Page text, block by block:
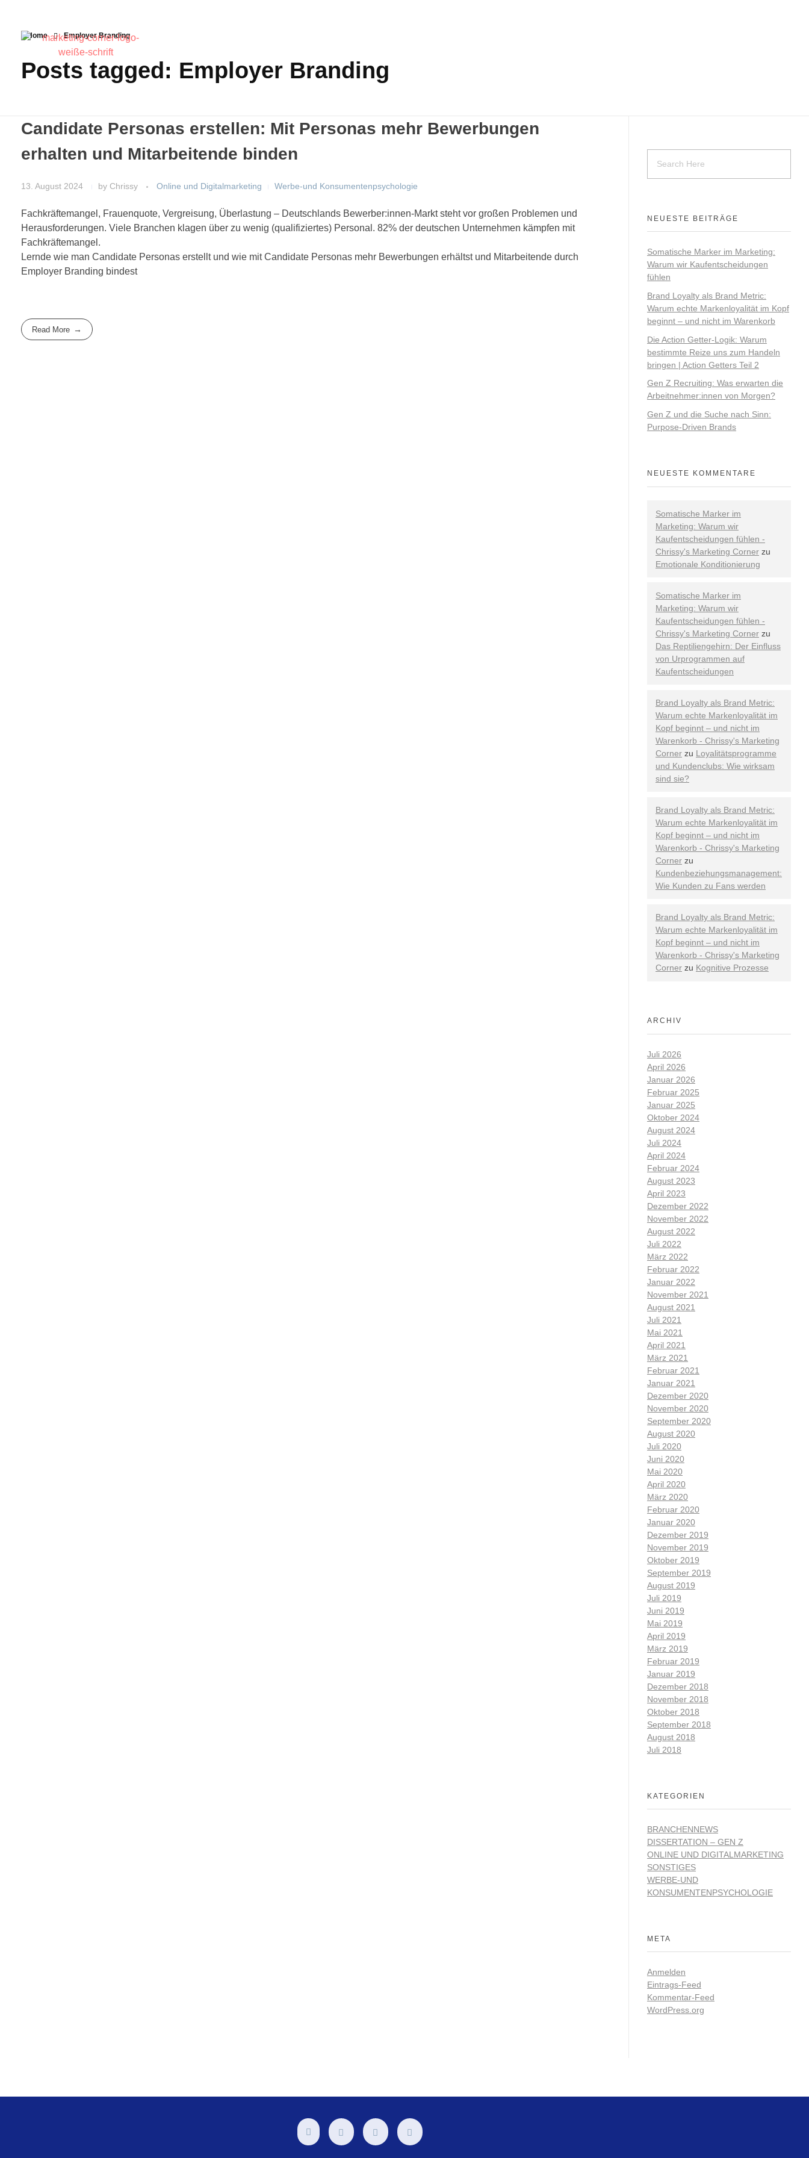
Home Employer Branding
Posts tagged: Employer Branding
Candidate Personas erstellen: Mit Personas mehr Bewerbungen
erhalten und Mitarbeitende binden
13. August 2024 by Chrissy Online und Digitalmarketing Werbe-und Konsumentenpsychologie
Fachkräftemangel, Frauenquote, Vergreisung, Überlastung – Deutschlands Bewerber:innen-Markt steht vor großen Problemen und
Herausforderungen. Viele Branchen klagen über zu wenig (qualifiziertes) Personal. 82% der deutschen Unternehmen kämpfen mit
Fachkräftemangel.
Lernde wie man Candidate Personas erstellt und wie mit Candidate Personas mehr Bewerbungen erhältst und Mitarbeitende durch
Employer Branding bindest
Read More
NEUESTE BEITRÄGE
Somatische Marker im Marketing:
Warum wir Kaufentscheidungen
fühlen
Brand Loyalty als Brand Metric:
Warum echte Markenloyalität im Kopf
beginnt – und nicht im Warenkorb
Die Action Getter-Logik: Warum
bestimmte Reize uns zum Handeln
bringen | Action Getters Teil 2
Gen Z Recruiting: Was erwarten die
Arbeitnehmer:innen von Morgen?
Gen Z und die Suche nach Sinn:
Purpose-Driven Brands
NEUESTE KOMMENTARE
Somatische Marker im
Marketing: Warum wir
Kaufentscheidungen fühlen -
Chrissy's Marketing Corner zu
Emotionale Konditionierung
Somatische Marker im
Marketing: Warum wir
Kaufentscheidungen fühlen -
Chrissy's Marketing Corner zu
Das Reptiliengehirn: Der Einfluss
von Urprogrammen auf
Kaufentscheidungen
Brand Loyalty als Brand Metric:
Warum echte Markenloyalität im
Kopf beginnt – und nicht im
Warenkorb - Chrissy's Marketing
Corner zu Loyalitätsprogramme
und Kundenclubs: Wie wirksam
sind sie?
Brand Loyalty als Brand Metric:
Warum echte Markenloyalität im
Kopf beginnt – und nicht im
Warenkorb - Chrissy's Marketing
Corner zu
Kundenbeziehungsmanagement:
Wie Kunden zu Fans werden
Brand Loyalty als Brand Metric:
Warum echte Markenloyalität im
Kopf beginnt – und nicht im
Warenkorb - Chrissy's Marketing
Corner zu Kognitive Prozesse
ARCHIV
Juli 2026
April 2026
Januar 2026
Februar 2025
Januar 2025
Oktober 2024
August 2024
Juli 2024
April 2024
Februar 2024
August 2023
April 2023
Dezember 2022
November 2022
August 2022
Juli 2022
März 2022
Februar 2022
Januar 2022
November 2021
August 2021
Juli 2021
Mai 2021
April 2021
März 2021
Februar 2021
Januar 2021
Dezember 2020
November 2020
September 2020
August 2020
Juli 2020
Juni 2020
Mai 2020
April 2020
März 2020
Februar 2020
Januar 2020
Dezember 2019
November 2019
Oktober 2019
September 2019
August 2019
Juli 2019
Juni 2019
Mai 2019
April 2019
März 2019
Februar 2019
Januar 2019
Dezember 2018
November 2018
Oktober 2018
September 2018
August 2018
Juli 2018
KATEGORIEN
BRANCHENNEWS
DISSERTATION – GEN Z
ONLINE UND DIGITALMARKETING
SONSTIGES
WERBE-UND
KONSUMENTENPSYCHOLOGIE
META
Anmelden
Eintrags-Feed
Kommentar-Feed
WordPress.org